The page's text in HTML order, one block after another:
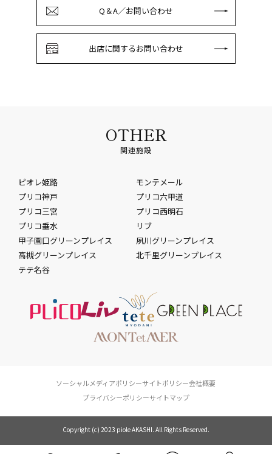
Q＆A／お問い合わせ
出店に関するお問い合わせ
OTHER
関連施設
ピオレ姫路
モンテメール
プリコ神戸
プリコ六甲道
プリコ三宮
プリコ西明石
プリコ垂水
リブ
甲子園口グリーンプレイス
夙川グリーンプレイス
高槻グリーンプレイス
北千里グリーンプレイス
テテ名谷
ソーシャルメディアポリシーサイトポリシー会社概要
プライバシーポリシーサイトマップ
Copyright (c) 2023 piole AKASHI. All Rights Reserved.